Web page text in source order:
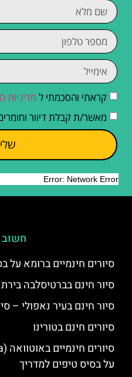
קראתי והסכמתי ל מדיניות
מאשר/ת קבלת דיוור
סיורים חינמיים ברומא על
סיור חינם בברטיסלבה
סיור חינם בעיר נאפולי –
סיורים חינם בטורינו
על בסיס טיפים למדריך